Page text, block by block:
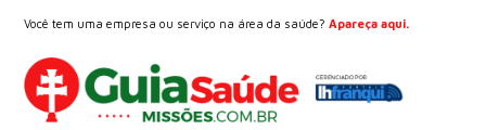
Você tem uma empresa ou serviço na área da saúde?Apareça aqui.